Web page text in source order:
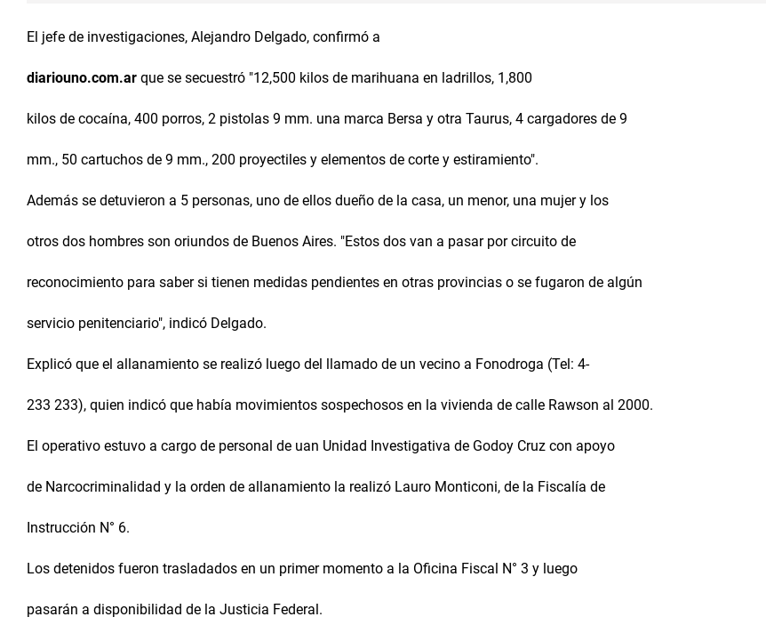
El jefe de investigaciones, Alejandro Delgado, confirmó a
diariouno.com.ar que se secuestró "12,500 kilos de marihuana en ladrillos, 1,800
kilos de cocaína, 400 porros, 2 pistolas 9 mm. una marca Bersa y otra Taurus, 4 cargadores de 9
mm., 50 cartuchos de 9 mm., 200 proyectiles y elementos de corte y estiramiento".
Además se detuvieron a 5 personas, uno de ellos dueño de la casa, un menor, una mujer y los
otros dos hombres son oriundos de Buenos Aires. "Estos dos van a pasar por circuito de
reconocimiento para saber si tienen medidas pendientes en otras provincias o se fugaron de algún
servicio penitenciario", indicó Delgado.
Explicó que el allanamiento se realizó luego del llamado de un vecino a Fonodroga (Tel: 4-
233 233), quien indicó que había movimientos sospechosos en la vivienda de calle Rawson al 2000.
El operativo estuvo a cargo de personal de uan Unidad Investigativa de Godoy Cruz con apoyo
de Narcocriminalidad y la orden de allanamiento la realizó Lauro Monticoni, de la Fiscalía de
Instrucción N° 6.
Los detenidos fueron trasladados en un primer momento a la Oficina Fiscal N° 3 y luego
pasarán a disponibilidad de la Justicia Federal.